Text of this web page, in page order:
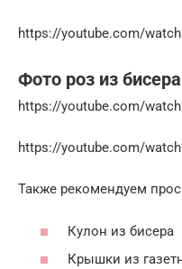
https://youtube.com/
Фото роз из бисера
https://youtube.com/
https://youtube.com/
Также рекомендуем
Кулон из бисера
Крышки из